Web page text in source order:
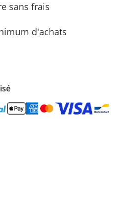
sans frais
d'achats